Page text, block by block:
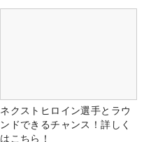
ネクストヒロイン選手とラウ
ンドできるチャンス！詳しく
はこちら！